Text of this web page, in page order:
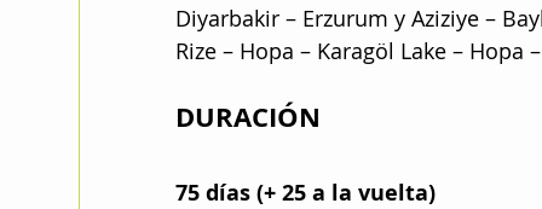
Diyarbakir – Erzurum y Aziziye –
Rize – Hopa – Karagöl Lake – Hopa
DURACIÓN
75 días (+ 25 a la vuelta)